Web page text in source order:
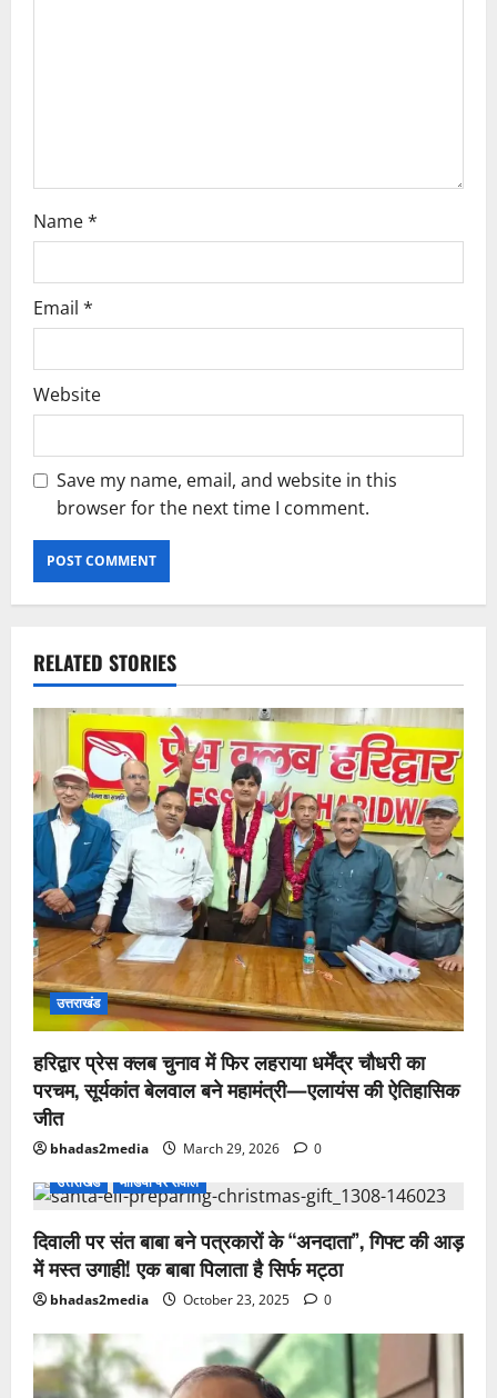
Name*
Email *
Website
Save my name, email, and website in this
browser for the next time I comment.
RELATED STORIES
उत्तराखंड
हरिद्वार प्रेस क्लब चुनाव में फिर लहराया धर्मेंद्र चौधरी का
परचम, सूर्यकांत बेलवाल बने महामंत्री—एलायंस की ऐतिहासिक
जीत
bhadas2media March 29, 2026
0
उत्तराखंड
मीडिया पर सवाल
दिवाली पर संत बाबा बने पत्रकारों के “अनदाता”, गिफ्ट की आड़
में मस्त उगाही! एक बाबा पिलाता है सिर्फ मट्ठा
bhadas2media October 23, 2025 0